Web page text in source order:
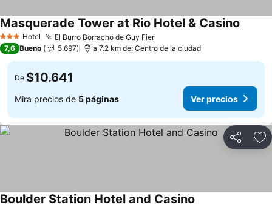
3 Estrellas
Hotel El Burro Borracho de Guy Fieri
Masquerade Tower at Rio Hotel & Casino
7,6 Bueno 5.697 a 7.2 km de: Centro de la ciudad
De $10.641
Mira precios de 5 páginas Ver precios
Compartir
Boulder Station Hotel and Casino